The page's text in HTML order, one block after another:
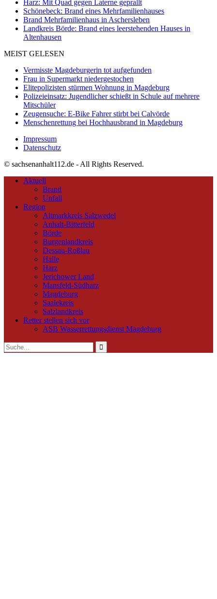
Harz: Mit Quad gegen Laterne geprallt
Schönebeck: Brand eines Mehrfamilienhauses
Brand Mehrfamilienhaus in Aschersleben
Landkreis Börde: Brand eines leerstehenden Hauses in
Altenhausen
MEIST GELESEN
Vermisste Magdeburgerin tot aufgefunden
Frau in Supermarkt niedergestochen
Elitepolizisten stürmen Wohnung in Magdeburg
Polizeieinsatz: Jugendlicher schießt in Schule auf mehrere
Mitschüler
Zeugensuche: E-Bike Fahrer stirbt bei Calvörde
Menschenrettung bei Hochhausbrand in Magdeburg
Impressum
Datenschutz
© sachsenanhalt112.de - All Rights Reserved.
Aktuell
Brand
Unfall
Region
Altmarkkreis Salzwedel
Anhalt-Bitterfeld
Börde
Burgenlandkreis
Dessau-Roßlau
Halle
Harz
Jerichower Land
Mansfeld-Südharz
Magdeburg
Saalekreis
Salzlandkreis
Retter stellen sich vor
ASB Wasserrettungsdienst Magdeburg